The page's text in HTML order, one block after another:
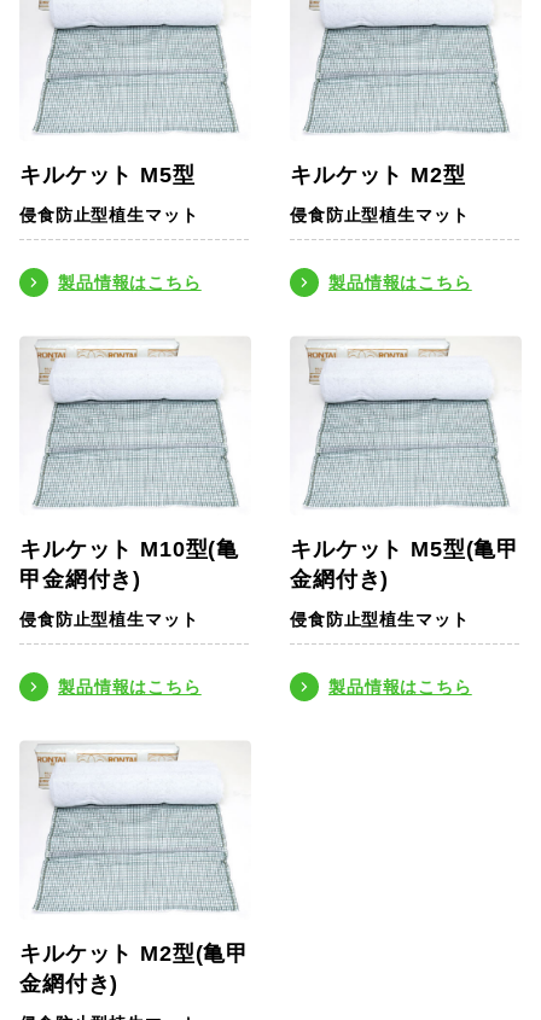
キルケット M5型
侵食防止型植生マット
製品情報はこちら
キルケット M2型
侵食防止型植生マット
製品情報はこちら
キルケット M10型(亀
甲金網付き)
侵食防止型植生マット
製品情報はこちら
キルケット M5型(亀甲
金網付き)
侵食防止型植生マット
製品情報はこちら
キルケット M2型(亀甲
金網付き)